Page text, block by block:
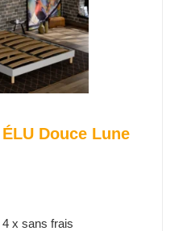
Douce Lune
x sans frais